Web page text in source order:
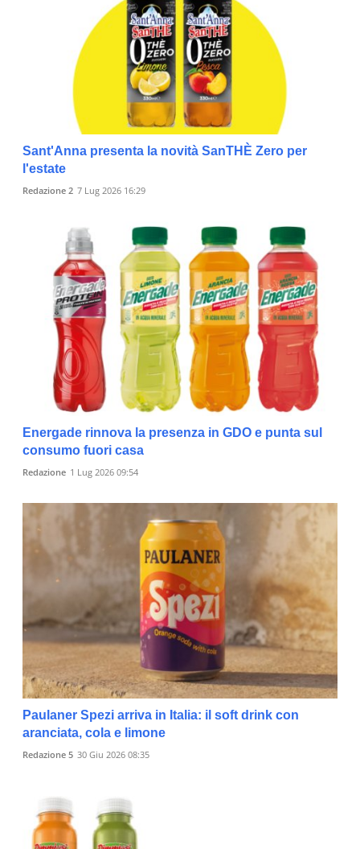
Sant'Anna presenta la novità SanTHÈ Zero per
l'estate
Redazione 2 7 Lug 2026 16:29
Energade rinnova la presenza in GDO e punta sul
consumo fuori casa
Redazione 1 Lug 2026 09:54
Paulaner Spezi arriva in Italia: il soft drink con
aranciata, cola e limone
Redazione 5 30 Giu 2026 08:35